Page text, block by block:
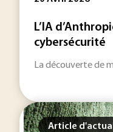
L’IA
cybersécurité
La découverte de
Article